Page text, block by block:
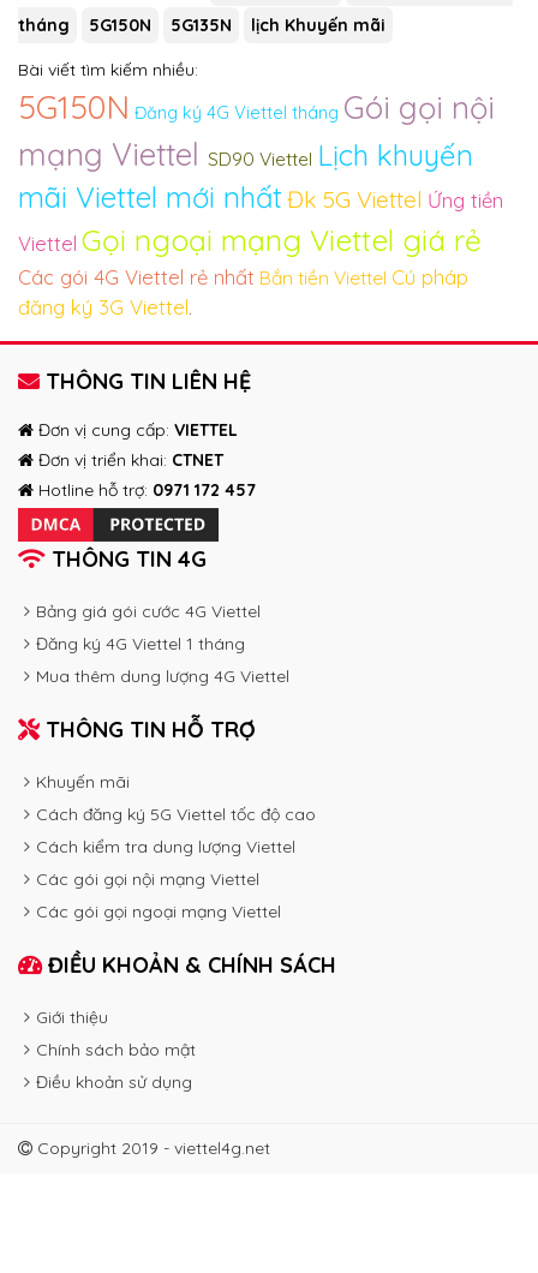
tháng
5G150N 5G135N lịch Khuyến mãi
Bài viết tìm kiếm nhiều:
5G150N Đăng ký 4G Viettel tháng Gói gọi nội
mạng Viettel SD90 Viettel Lịch khuyến
mãi Viettel mới nhấtĐk 5G Viettel Ứng tiền
Viettel Gọi ngoại mạng Viettel giá rẻ
Các gói 4G Viettel rẻ nhất Bắn tiền Viettel Cú pháp
đăng ký 3G Viettel.
THÔNG TIN LIÊN HỆ
Đơn vị cung cấp: VIETTEL
Đơn vị triển khai: CTNET
Hotline hỗ trợ: 0971 172 457
THÔNG TIN 4G
Bảng giá gói cước 4G Viettel
Đăng ký 4G Viettel 1 tháng
Mua thêm dung lượng 4G Viettel
THÔNG TIN HỖ TRỢ
Khuyến mãi
Cách đăng ký 5G Viettel tốc độ cao
Cách kiểm tra dung lượng Viettel
Các gói gọi nội mạng Viettel
Các gói gọi ngoại mạng Viettel
ĐIỀU KHOẢN & CHÍNH SÁCH
Giới thiệu
Chính sách bảo mật
Điều khoản sử dụng
Copyright 2019 - viettel4g.net